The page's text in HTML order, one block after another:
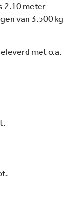
2.10 meter
van 3.500 kg
met o.a.